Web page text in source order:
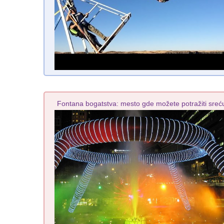
Fontana bogatstva: mesto gde možete potražiti